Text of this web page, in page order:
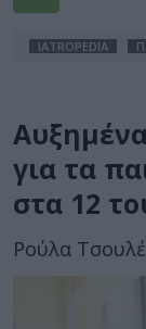
IATROPEDIA
για τα
στα 12
Ρούλα